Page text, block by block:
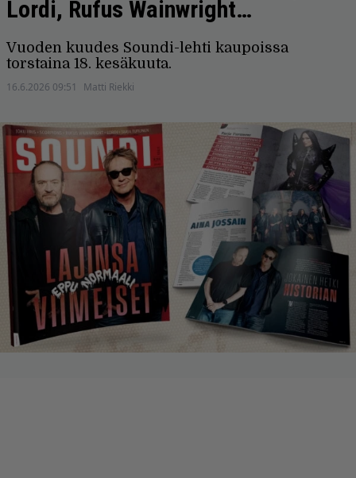
Lordi, Rufus Wainwright…
Vuoden kuudes Soundi-lehti kaupoissa
torstaina 18. kesäkuuta.
16.6.2026 09:51 Matti Riekki